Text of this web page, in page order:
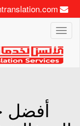
Toggle
navigation
أفضل